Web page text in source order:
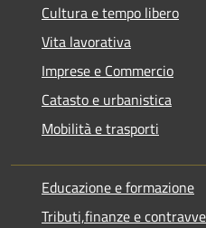
Cultura e tempo libero
Vita lavorativa
Imprese e Commercio
Catasto e urbanistica
Mobilità e trasporti
Educazione e formazione
Tributi,finanze e